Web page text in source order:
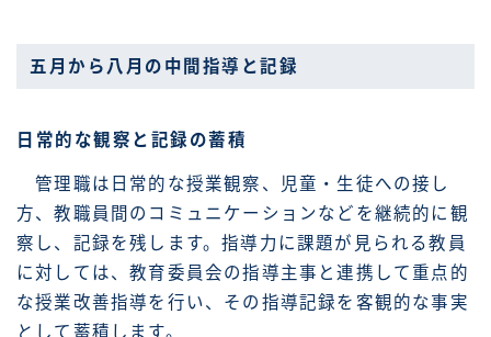
五月から八月の中間指導と記録
日常的な観察と記録の蓄積
管理職は日常的な授業観察、児童・生徒への接し
方、教職員間のコミュニケーションなどを継続的に観
察し、記録を残します。指導力に課題が見られる教員
に対しては、教育委員会の指導主事と連携して重点的
な授業改善指導を行い、その指導記録を客観的な事実
として蓄積します。